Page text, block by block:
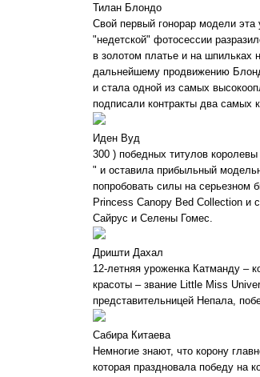
Тилан Блондо
Свой первый гонорар модели эта
"недетской" фотосессии
в золотом платье и на шпильках
дальнейшему продвижению
и стала одной из самых
подписали контракты два самых
Иден Вуд
300 ) победных титулов
" и оставила прибыльный
попробовать силы на серьезном
Princess Canopy Bed Collection и
Сайрус и Селены Гомес.
Дришти Дахал
12-летняя уроженка Катманду –
красоты – звание Little Miss
представительницей Непала,
Сабира Китаева
Немногие знают, что корону
которая праздновала победу на